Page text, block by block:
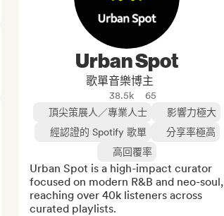
Urban Spot
歌單音樂博主
38.5k
65
頂尖策展人／專業人士
影響力極大
經認證的 Spotify 歌單
分享率極高
高回覆率
Urban Spot is a high-impact curator
focused on modern R&B and neo-soul,
reaching over 40k listeners across
curated playlists.